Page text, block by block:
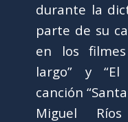
durante la
parte de su
en los
largo” y “El
canción
Miguel